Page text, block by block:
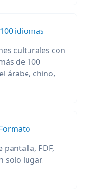
idiomas
culturales con
de 100
árabe, chino,
pantalla, PDF,
solo lugar.